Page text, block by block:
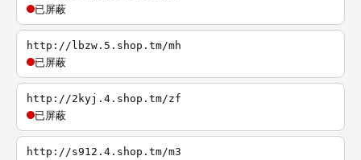
已屏蔽
http://lbzw.5.shop.tm/mh
已屏蔽
http://2kyj.4.shop.tm/zf
已屏蔽
http://s912.4.shop.tm/m3